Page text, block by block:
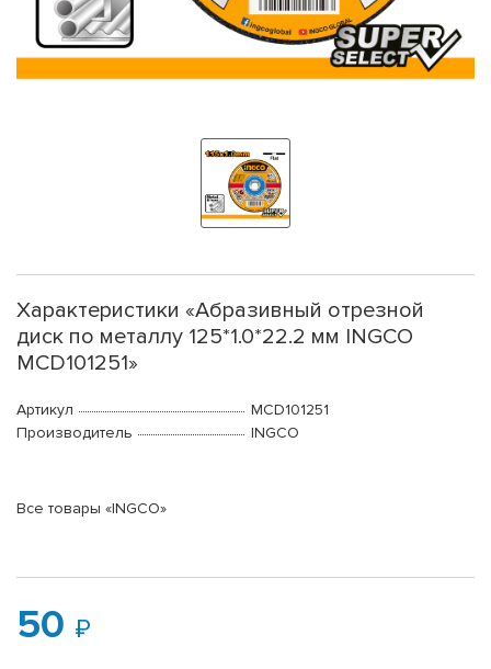
Характеристики «Абразивный отрезной
диск по металлу 125*1.0*22.2 мм INGCO
MCD101251»
Артикул
MCD101251
Производитель
INGCO
Все товары «INGCO»
50